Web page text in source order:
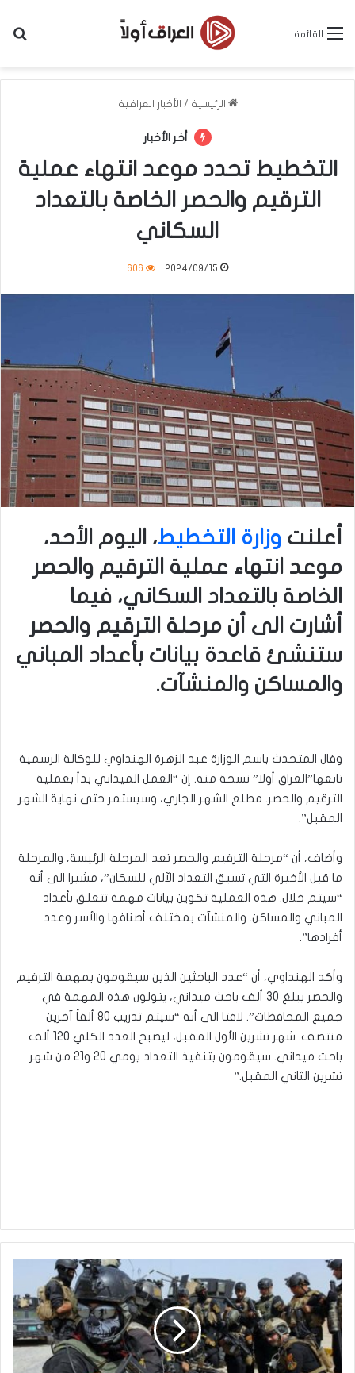
القائمة
الرئيسية / الأخبار العراقية
أخر الأخبار
التخطيط تحدد موعد انتهاء عملية
الترقيم والحصر الخاصة بالتعداد
السكاني
2024/09/15
606
أعلنت وزارة التخطيط، اليوم الأحد،
موعد انتهاء عملية الترقيم والحصر
الخاصة بالتعداد السكاني، فيما
أشارت الى أن مرحلة الترقيم والحصر
ستنشئ قاعدة بيانات بأعداد المباني
والمساكن والمنشآت.
وقال المتحدث باسم الوزارة عبد الزهرة الهنداوي للوكالة الرسمية
تابعها”العراق أولا” نسخة منه. إن “العمل الميداني بدأ بعملية
الترقيم والحصر. مطلع الشهر الجاري، وسيستمر حتى نهاية الشهر
المقبل”.
وأضاف، أن “مرحلة الترقيم والحصر تعد المرحلة الرئيسة، والمرحلة
ما قبل الأخيرة التي تسبق التعداد الآلي للسكان”، مشيرا الى أنه
“سيتم خلال. هذه العملية تكوين بيانات مهمة تتعلق بأعداد
المباني والمساكن. والمنشآت بمختلف أصنافها والأسر وعدد
أفرادها”.
وأكد الهنداوي، أن “عدد الباحثين الذين سيقومون بمهمة الترقيم
والحصر يبلغ 30 ألف باحث ميداني، يتولون هذه المهمة في
جميع المحافظات”. لافتا الى أنه “سيتم تدريب 80 ألفاً آخرين
منتصف. شهر تشرين الأول المقبل، ليصبح العدد الكلي 120 ألف
باحث ميداني. سيقومون بتنفيذ التعداد يومي 20 و21 من شهر
تشرين الثاني المقبل.”
رئيس
جهاز
الأمن
الوطني
يوجه
بإلغاء
العقوبات